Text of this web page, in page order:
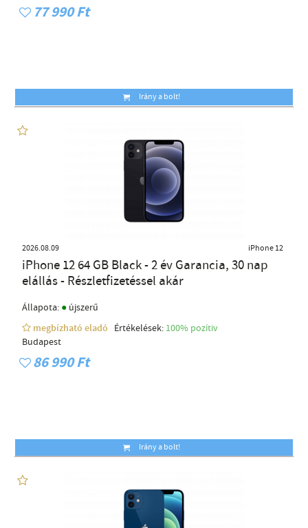
77 990 Ft
Irány a bolt!
2026.08.09 iPhone 12
iPhone 12 64 GB Black - 2 év Garancia, 30 nap
elállás - Részletfizetéssel akár
Állapota: ● újszerű
megbízható eladó
Értékelések: 100% pozítiv
Budapest
86 990 Ft
Irány a bolt!